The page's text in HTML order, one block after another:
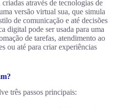
através de tecnologias de
versão virtual sua, que simula
de comunicação e até decisões
digital pode ser usada para uma
de tarefas, atendimento ao
ou até para criar experiências
três passos principais: